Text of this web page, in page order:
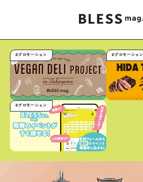
#プロモーション #プロモーション
#プロモーション